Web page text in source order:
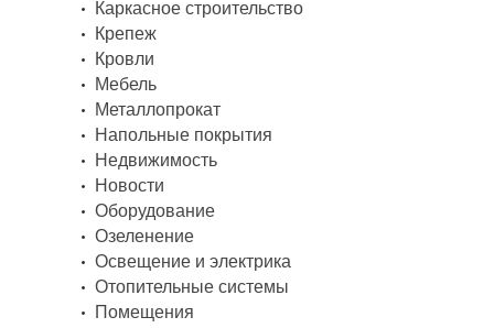
Каркасное строительство
Крепеж
Кровли
Мебель
Металлопрокат
Напольные покрытия
Недвижимость
Новости
Оборудование
Озеленение
Освещение и электрика
Отопительные системы
Помещения